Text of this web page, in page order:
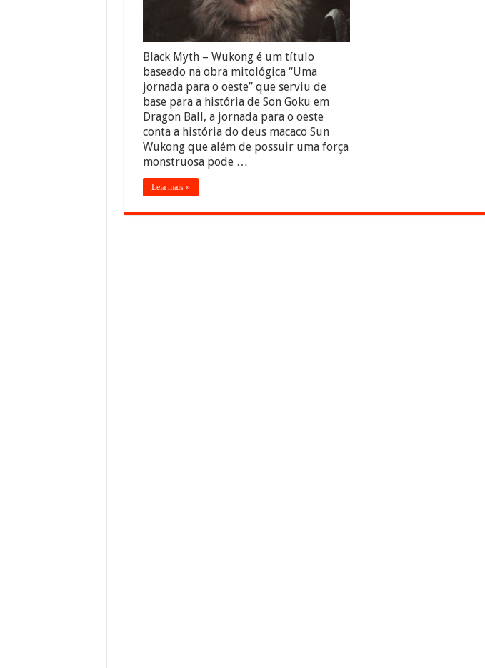
Black Myth – Wukong é um título
baseado na obra mitológica “Uma
jornada para o oeste” que serviu de
base para a história de Son Goku em
Dragon Ball, a jornada para o oeste
conta a história do deus macaco Sun
Wukong que além de possuir uma força
monstruosa pode …
Leia mais »